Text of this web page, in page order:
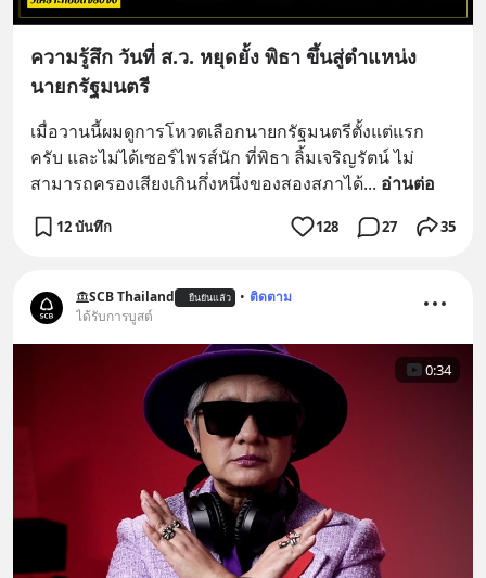
ความรู้สึก วันที่ ส.ว. หยุดยั้ง พิธา ขึ้นสู่ตำแหน่ง
นายกรัฐมนตรี
เมื่อวานนี้ผมดูการโหวตเลือกนายกรัฐมนตรีตั้งแต่แรก
ครับ และไม่ได้เซอร์ไพรส์นัก ที่พิธา ลิ้มเจริญรัตน์ ไม่
สามารถครองเสียงเกินกึ่งหนึ่งของสองสภาได้... อ่านต่อ
12 บันทึก 128 27 35
SCB Thailand ยืนยันแล้ว • ติดตาม
ได้รับการบูสต์
0:34